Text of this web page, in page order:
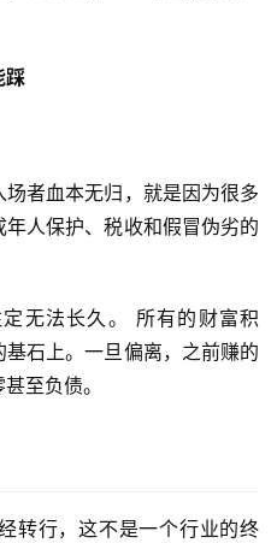
踩
者血本无归，就是因为很多
人保护、税收和假冒伪劣的
无法长久。 所有的财富积
石上。一旦偏离，之前赚的
至负债。
转行，这不是一个行业的终